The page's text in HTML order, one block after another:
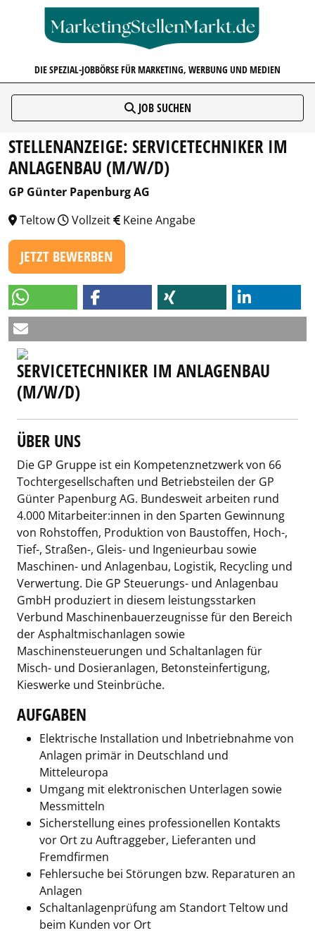
DIE SPEZIAL-JOBBÖRSE FÜR MARKETING, WERBUNG UND MEDIEN
JOB SUCHEN
STELLENANZEIGE: SERVICETECHNIKER IM
ANLAGENBAU (M/W/D)
GP Günter Papenburg AG
Teltow
Vollzeit Keine Angabe
JETZT BEWERBEN
SERVICETECHNIKER IM ANLAGENBAU
(M/W/D)
ÜBER UNS
Die GP Gruppe ist ein Kompetenznetzwerk von 66
Tochtergesellschaften und Betriebsteilen der GP
Günter Papenburg AG. Bundesweit arbeiten rund
4.000 Mitarbeiter:innen in den Sparten Gewinnung
von Rohstoffen, Produktion von Baustoffen, Hoch-,
Tief-, Straßen-, Gleis- und Ingenieurbau sowie
Maschinen- und Anlagenbau, Logistik, Recycling und
Verwertung. Die GP Steuerungs- und Anlagenbau
GmbH produziert in diesem leistungsstarken
Verbund Maschinenbauerzeugnisse für den Bereich
der Asphaltmischanlagen sowie
Maschinensteuerungen und Schaltanlagen für
Misch- und Dosieranlagen, Betonsteinfertigung,
Kieswerke und Steinbrüche.
AUFGABEN
Elektrische Installation und Inbetriebnahme von
Anlagen primär in Deutschland und
Mitteleuropa
Umgang mit elektronischen Unterlagen sowie
Messmitteln
Sicherstellung eines professionellen Kontakts
vor Ort zu Auftraggeber, Lieferanten und
Fremdfirmen
Fehlersuche bei Störungen bzw. Reparaturen an
Anlagen
Schaltanlagenprüfung am Standort Teltow und
beim Kunden vor Ort